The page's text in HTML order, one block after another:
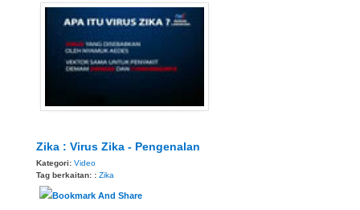
Zika : Virus Zika - Pengenalan
Kategori: Video
Tag berkaitan: : Zika